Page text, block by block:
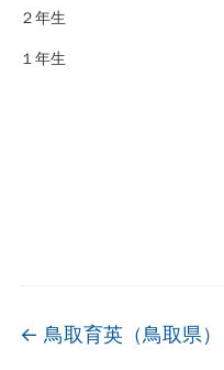
２年生
１年生
← 鳥取育英（鳥取県）